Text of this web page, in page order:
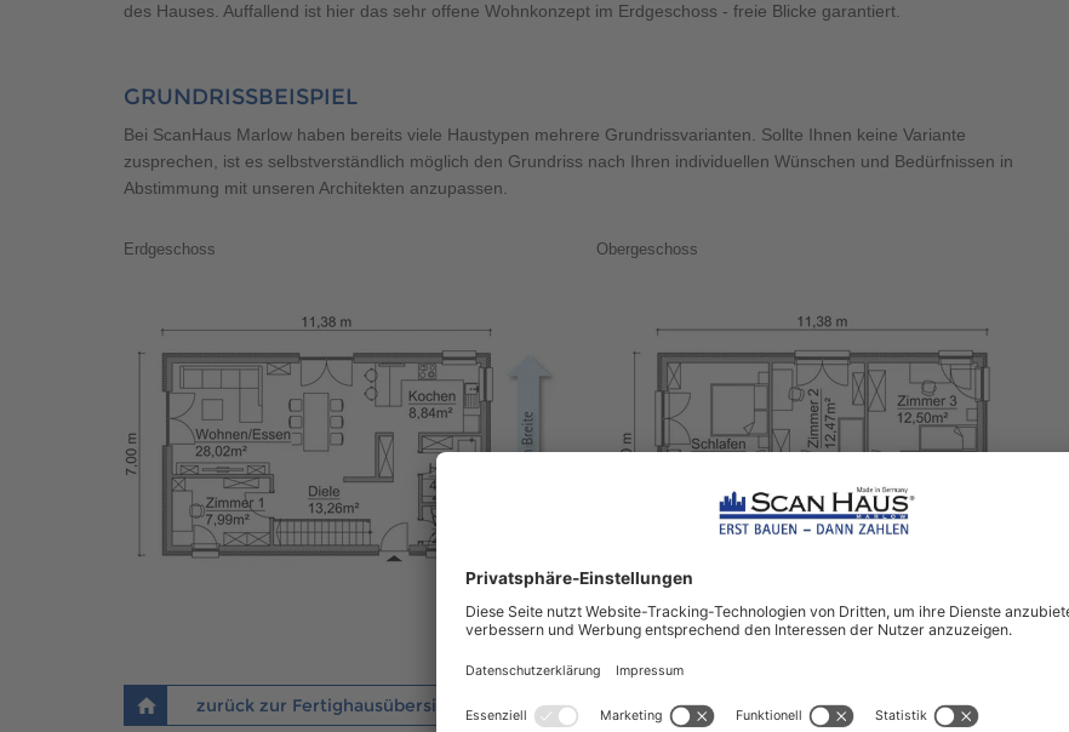
Fertighaus Stadtvilla SH 127 S Fertighaus Stadtvilla SH 127 S
des Hauses. Auffallend ist hier das sehr offene Wohnkonzept im Erdgeschoss - freie Blicke garantiert.
GRUNDRISSBEISPIEL
Bei ScanHaus Marlow haben bereits viele Haustypen mehrere Grundrissvarianten. Sollte Ihnen keine Variante
zusprechen, ist es selbstverständlich möglich den Grundriss nach Ihren individuellen Wünschen und Bedürfnissen in
Abstimmung mit unseren Architekten anzupassen.
Erdgeschoss Obergeschoss
zurück zur Fertighausübersicht nächstes Fertighaus